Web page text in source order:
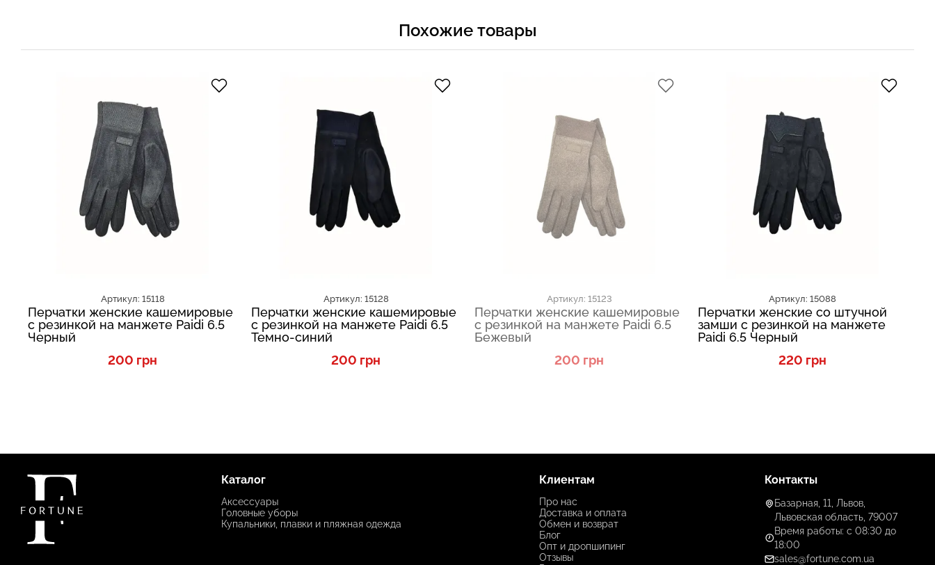
Похожие товары
Артикул: 15118
Перчатки женские кашемировые
с резинкой на манжете Paidi 6.5
Черный
200 грн
Артикул: 15128
Перчатки женские кашемировые
с резинкой на манжете Paidi 6.5
Темно-синий
200 грн
Артикул: 15123
Перчатки женские кашемировые
с резинкой на манжете Paidi 6.5
Бежевый
200 грн
Артикул: 15088
Перчатки женские со штучной
замши с резинкой на манжете
Paidi 6.5 Черный
220 грн
Каталог
Аксессуары
Головные уборы
Купальники, плавки и пляжная одежда
Клиентам
Про нас
Доставка и оплата
Обмен и возврат
Блог
Опт и дропшипинг
Отзывы
Контакты
Базарная, 11, Львов,
Львовская область, 79007
Время работы: с 08:30 до
18:00
sales@fortune.com.ua